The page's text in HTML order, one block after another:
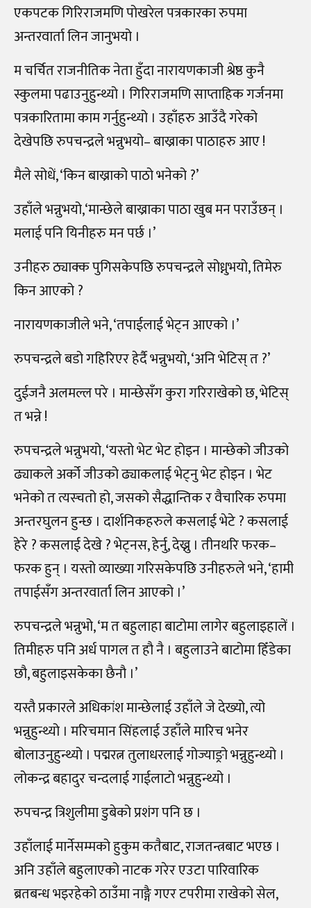
एकपटक गिरिराजमणि पोखरेल पत्रकारका रुपमा
अन्तरवार्ता लिन जानुभयो ।
म चर्चित राजनीतिक नेता हुँदा नारायणकाजी श्रेष्ठ कुनै
स्कुलमा पढाउनुहुन्थ्यो । गिरिराजमणि साप्ताहिक गर्जनमा
पत्रकारितामा काम गर्नुहुन्थ्यो । उहाँहरु आउँदै गरेको
देखेपछि रुपचन्द्रले भन्नुभयो– बाख्राका पाठाहरु आए !
मैले सोधें, ‘किन बाख्राको पाठो भनेको ?’
उहाँले भन्नुभयो,‘मान्छेले बाख्राका पाठा खुब मन पराउँछन् ।
मलाई पनि यिनीहरु मन पर्छ ।’
उनीहरु ठ्याक्क पुगिसकेपछि रुपचन्द्रले सोध्नुभयो, तिमेरु
किन आएको ?
नारायणकाजीले भने, ‘तपाईलाई भेट्न आएको ।’
रुपचन्द्रले बडो गहिरिएर हेर्दै भन्नुभयो, ‘अनि भेटिस् त ?’
दुईजनै अलमल्ल परे । मान्छेसँग कुरा गरिराखेको छ, भेटिस्
त भन्ने !
रुपचन्द्रले भन्नुभयो, ‘यस्तो भेट भेट होइन । मान्छेको जीउको
ढ्याकले अर्को जीउको ढ्याकलाई भेट्नु भेट होइन । भेट
भनेको त त्यस्चतो हो, जसको सैद्धान्तिक र वैचारिक रुपमा
अन्तरघुलन हुन्छ । दार्शनिकहरुले कसलाई भेटे ? कसलाई
हेरे ? कसलाई देखे ? भेट्नस, हेर्नु, देख्नु । तीनथरि फरक–
फरक हुन् । यस्तो व्याख्या गरिसकेपछि उनीहरुले भने, ‘हामी
तपाईसँग अन्तरवार्ता लिन आएको ।’
रुपचन्द्रले भन्नुभो, ‘म त बहुलाहा बाटोमा लागेर बहुलाइहालें ।
तिमीहरु पनि अर्ध पागल त हौ नै । बहुलाउने बाटोमा हिँडेका
छौ, बहुलाइसकेका छैनौ ।’
यस्तै प्रकारले अधिकांश मान्छेलाई उहाँले जे देख्यो, त्यो
भन्नुहुन्थ्यो । मरिचमान सिंहलाई उहाँले मारिच भनेर
बोलाउनुहुन्थ्यो । पद्मरत्न तुलाधरलाई गोज्याङ्रो भन्नुहुन्थ्यो ।
लोकन्द्र बहादुर चन्दलाई गाईलाटो भन्नुहुन्थ्यो ।
रुपचन्द्र त्रिशुलीमा डुबेको प्रशंग पनि छ ।
उहाँलाई मार्नेसम्मको हुकुम कतैबाट, राजतन्त्रबाट भएछ ।
अनि उहाँले बहुलाएको नाटक गरेर एउटा पारिवारिक
ब्रतबन्ध भइरहेको ठाउँमा नाङ्गै गएर टपरीमा राखेको सेल,